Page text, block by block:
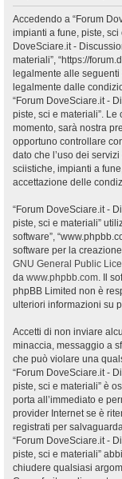
Accedendo a “Forum
impianti a fune, piste, sci
DoveSciare.it -
materiali”, “https://
legalmente alle
legalmente dalle
“Forum DoveSciare.it -
piste, sci e materiali”.
momento, sarà nostra
opportuno controllare
dato che l’uso dei
sciistiche, impianti a
accettazione delle
“Forum DoveSciare.it -
piste, sci e materiali”
software”,
software per la
GNU General Public
da www.phpbb.com. Il
phpBB Limited non è
ulteriori informazioni su
Accetti di non inviare
minaccia, messaggio a
che può violare una
“Forum DoveSciare.it -
piste, sci e materiali” è
porta all’immediato e
provider Internet se è
registrati per
“Forum DoveSciare.it -
piste, sci e materiali”
chiudere qualsiasi